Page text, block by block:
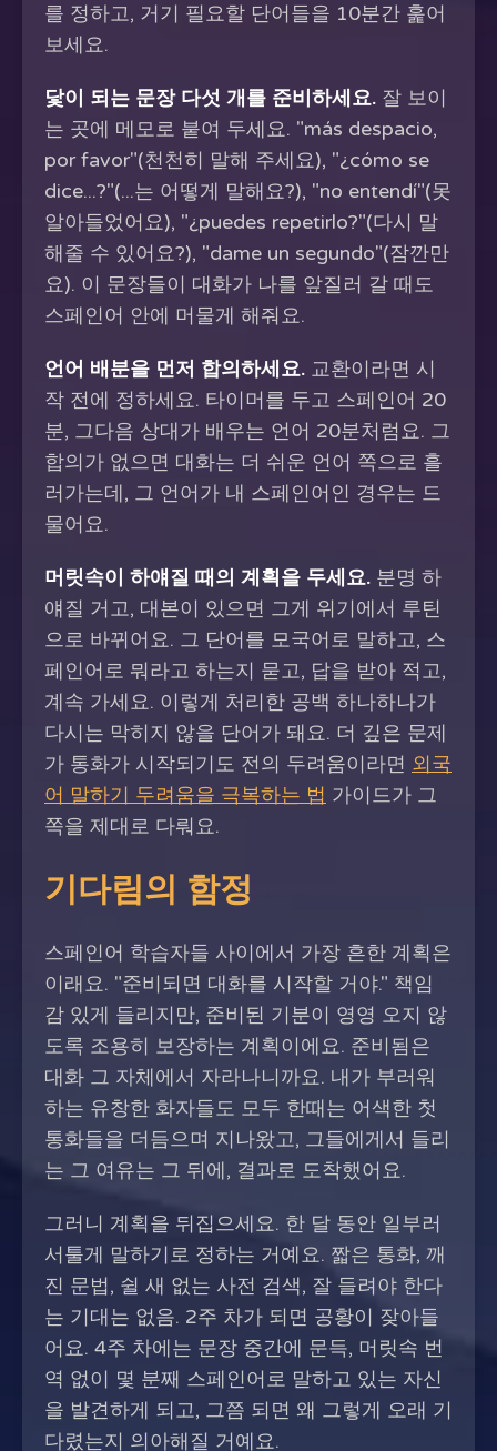
를 정하고, 거기 필요할 단어들을 10분간 훑어
보세요.
닻이 되는 문장 다섯 개를 준비하세요. 잘 보이
는 곳에 메모로 붙여 두세요. "más despacio,
por favor"(천천히 말해 주세요), "¿cómo se
dice...?"(...는 어떻게 말해요?), "no entendí"(못
알아들었어요), "¿puedes repetirlo?"(다시 말
해줄 수 있어요?), "dame un segundo"(잠깐만
요). 이 문장들이 대화가 나를 앞질러 갈 때도
스페인어 안에 머물게 해줘요.
언어 배분을 먼저 합의하세요. 교환이라면 시
작 전에 정하세요. 타이머를 두고 스페인어 20
분, 그다음 상대가 배우는 언어 20분처럼요. 그
합의가 없으면 대화는 더 쉬운 언어 쪽으로 흘
러가는데, 그 언어가 내 스페인어인 경우는 드
물어요.
머릿속이 하얘질 때의 계획을 두세요. 분명 하
얘질 거고, 대본이 있으면 그게 위기에서 루틴
으로 바뀌어요. 그 단어를 모국어로 말하고, 스
페인어로 뭐라고 하는지 묻고, 답을 받아 적고,
계속 가세요. 이렇게 처리한 공백 하나하나가
다시는 막히지 않을 단어가 돼요. 더 깊은 문제
가 통화가 시작되기도 전의 두려움이라면 외국
어 말하기 두려움을 극복하는 법 가이드가 그
쪽을 제대로 다뤄요.
기다림의 함정
스페인어 학습자들 사이에서 가장 흔한 계획은
이래요. "준비되면 대화를 시작할 거야." 책임
감 있게 들리지만, 준비된 기분이 영영 오지 않
도록 조용히 보장하는 계획이에요. 준비됨은
대화 그 자체에서 자라나니까요. 내가 부러워
하는 유창한 화자들도 모두 한때는 어색한 첫
통화들을 더듬으며 지나왔고, 그들에게서 들리
는 그 여유는 그 뒤에, 결과로 도착했어요.
그러니 계획을 뒤집으세요. 한 달 동안 일부러
서툴게 말하기로 정하는 거예요. 짧은 통화, 깨
진 문법, 쉴 새 없는 사전 검색, 잘 들려야 한다
는 기대는 없음. 2주 차가 되면 공황이 잦아들
어요. 4주 차에는 문장 중간에 문득, 머릿속 번
역 없이 몇 분째 스페인어로 말하고 있는 자신
을 발견하게 되고, 그쯤 되면 왜 그렇게 오래 기
다렸는지 의아해질 거예요.